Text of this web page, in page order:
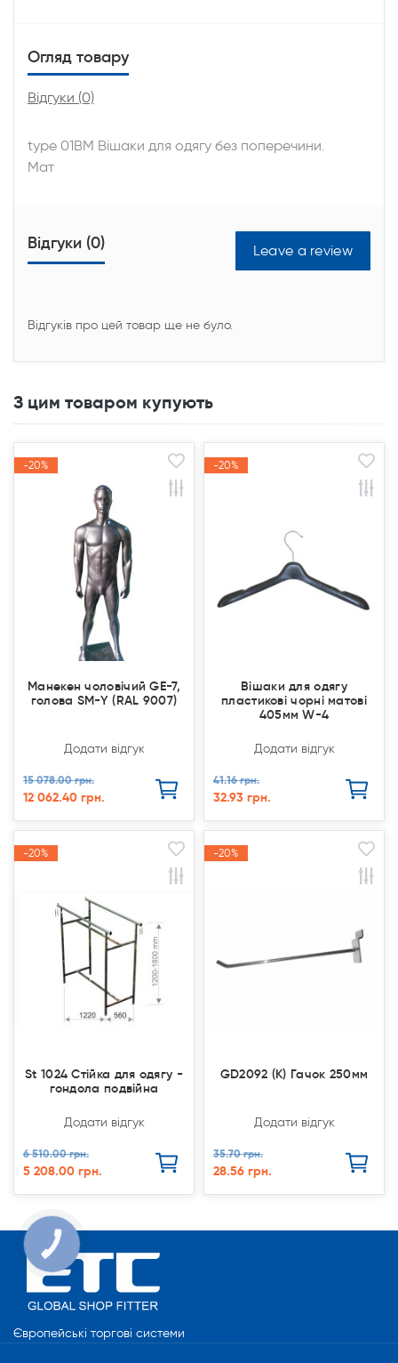
Огляд товару
Відгуки (0)
type 01ВМ Вішаки для одягу без поперечини.
Мат
Відгуки (0) Leave a review
Відгуків про цей товар ще не було.
З цим товаром купують
-20%
-20%
Манекен чоловічий GE-7,
голова SM-Y (RAL 9007)
Додати відгук
15 078.00 грн.
12 062.40 грн.
-20%
-20%
Вішаки для одягу
пластикові чорні матові
405мм W-4
Додати відгук
41.16 грн.
32.93 грн.
-20%
-20%
St 1024 Стійка для одягу -
гондола подвійна
Додати відгук
6 510.00 грн.
5 208.00 грн.
-20%
-20%
GD2092 (К) Гачок 250мм
Додати відгук
35.70 грн.
28.56 грн.
Європейські торгові системи
КНОПКА
СВЯЗИ